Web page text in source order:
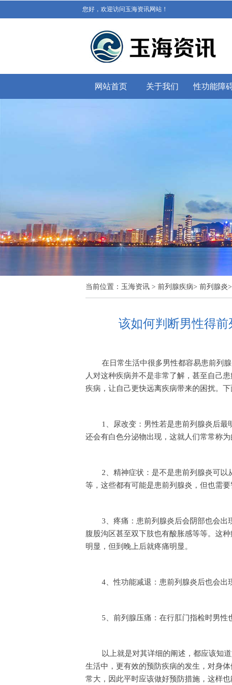
您好，欢迎访问玉海资讯网站！
网站首页 关于我们 性功能障
当前位置： 玉海资讯 > 前列腺疾病> 前列腺炎>
该如何判断男性得
在日常生活中很多男性都容易患前列
人对这种疾病并不是非常了解，甚至自己
疾病，让自己更快远离疾病带来的困扰。
1、尿改变：男性若是患前列腺炎后
还会有白色分泌物出现，这就人们常常称为
2、精神症状：是不是患前列腺炎可
等，这些都有可能是患前列腺炎，但也需
3、疼痛：患前列腺炎后会阴部也会出
腹股沟区甚至双下肢也有酸胀感等等。这
明显，但到晚上后就疼痛明显。
4、性功能减退：患前列腺炎后也会出
5、前列腺压痛：在行肛门指检时男性
以上就是对其详细的阐述，都应该知
生活中，更有效的预防疾病的发生，对身
常大，因此平时应该做好预防措施，这样